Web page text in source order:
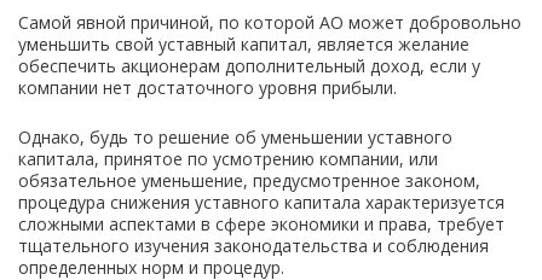
Самой явной причиной, по которой АО может добровольно
уменьшить свой уставный капитал, является желание
обеспечить акционерам дополнительный доход, если у
компании нет достаточного уровня прибыли.
Однако, будь то решение об уменьшении уставного
капитала, принятое по усмотрению компании, или
обязательное уменьшение, предусмотренное законом,
процедура снижения уставного капитала характеризуется
сложными аспектами в сфере экономики и права, требует
тщательного изучения законодательства и соблюдения
определенных норм и процедур.